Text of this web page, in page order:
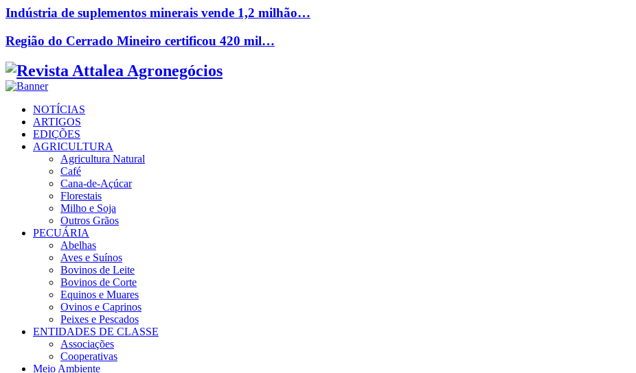
Indústria de suplementos minerais vende 1,2 milhão…
Região do Cerrado Mineiro certificou 420 mil…
Facebook
Twitter
Instagram
Linkedin
Youtube
Email
NOTÍCIAS
ARTIGOS
EDIÇÕES
AGRICULTURA
Agricultura Natural
Café
Cana-de-Açúcar
Florestais
Milho e Soja
Outros Grãos
PECUÁRIA
Abelhas
Aves e Suínos
Bovinos de Leite
Bovinos de Corte
Equinos e Muares
Ovinos e Caprinos
Peixes e Pescados
ENTIDADES DE CLASSE
Associações
Cooperativas
Meio Ambiente